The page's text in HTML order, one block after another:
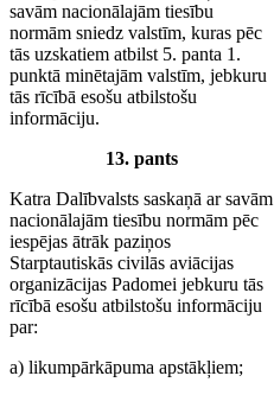
savām nacionālajām tiesību
normām sniedz valstīm, kuras pēc
tās uzskatiem atbilst 5. panta 1.
punktā minētajām valstīm, jebkuru
tās rīcībā esošu atbilstošu
informāciju.
13. pants
Katra Dalībvalsts saskaņā ar savām
nacionālajām tiesību normām pēc
iespējas ātrāk paziņos
Starptautiskās civilās aviācijas
organizācijas Padomei jebkuru tās
rīcībā esošu atbilstošu informāciju
par:
a) likumpārkāpuma apstākļiem;